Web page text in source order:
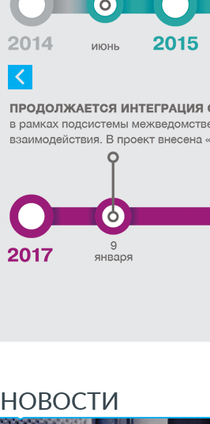
НОВОСТИ